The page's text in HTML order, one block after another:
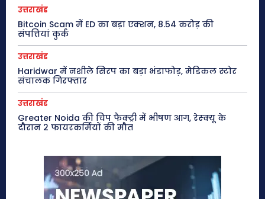
उत्तराखंड
Bitcoin Scam में ED का बड़ा एक्शन, 8.54 करोड़ की
संपत्तियां कुर्क
उत्तराखंड
Haridwar में नशीले सिरप का बड़ा भंडाफोड़, मेडिकल स्टोर
संचालक गिरफ्तार
उत्तराखंड
Greater Noida की चिप फैक्ट्री में भीषण आग, रेस्क्यू के
दौरान 2 फायरकर्मियों की मौत